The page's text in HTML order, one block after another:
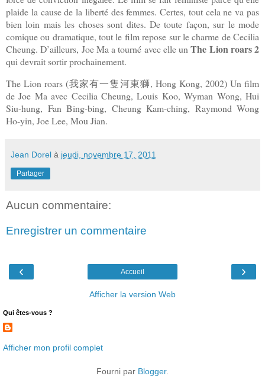
plaide la cause de la liberté des femmes. Certes, tout cela ne va pas
bien loin mais les choses sont dites. De toute façon, sur le mode
comique ou dramatique, tout le film repose sur le charme de Cecilia
Cheung. D’ailleurs, Joe Ma a tourné avec elle unThe Lion roars 2
qui devrait sortir prochainement.
The Lion roars (我家有一隻河東獅, Hong Kong, 2002) Un film
de Joe Ma avec Cecilia Cheung, Louis Koo, Wyman Wong, Hui
Siu-hung, Fan Bing-bing, Cheung Kam-ching, Raymond Wong
Ho-yin, Joe Lee, Mou Jian.
Jean Dorel à jeudi, novembre 17, 2011
Partager
Aucun commentaire:
Enregistrer un commentaire
‹ ›
Accueil
Afficher la version Web
Qui êtes-vous ?
Afficher mon profil complet
Fourni par Blogger.